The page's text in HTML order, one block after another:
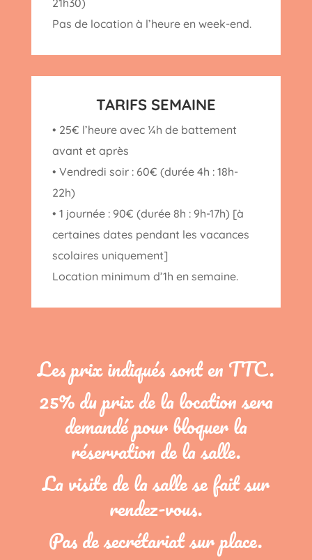
21h30)
Pas de location à l’heure en week-end.
TARIFS SEMAINE
• 25€ l’heure avec ¼h de battement
avant et après
• Vendredi soir : 60€ (durée 4h : 18h-
22h)
• 1 journée : 90€ (durée 8h : 9h-17h) [à
certaines dates pendant les vacances
scolaires uniquement]
Location minimum d’1h en semaine.
Les prix indiqués sont en TTC.
25% du prix de la location sera
demandé pour bloquer la
réservation de la salle.
La visite de la salle se fait sur
rendez-vous.
Pas de secrétariat sur place.